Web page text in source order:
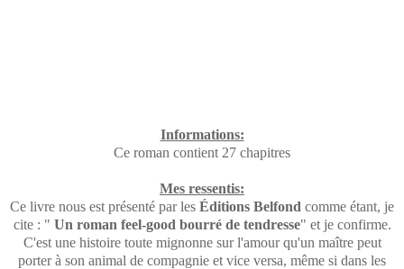
Informations:
Ce roman contient 27 chapitres
Mes ressentis:
Ce livre nous est présenté par les Éditions Belfond comme étant, je
cite : " Un roman feel-good bourré de tendresse" et je confirme.
C'est une histoire toute mignonne sur l'amour qu'un maître peut
porter à son animal de compagnie et vice versa, même si dans les